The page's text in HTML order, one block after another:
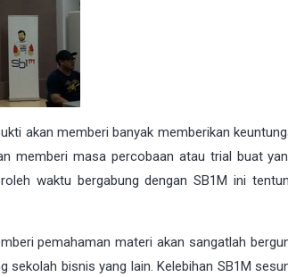
akan memberi banyak memberikan
memberi masa percobaan atau trial buat
waktu bergabung dengan SB1M ini
pemahaman materi akan sangatlah
sekolah bisnis yang lain. Kelebihan SB1M